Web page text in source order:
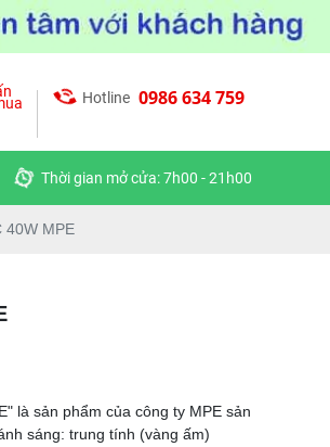
Hotline 0986 634 759
Thời gian mở cửa: 7h00 - 21h00
40W MPE
là sản phẩm của công ty MPE sản
sáng: trung tính (vàng ấm)